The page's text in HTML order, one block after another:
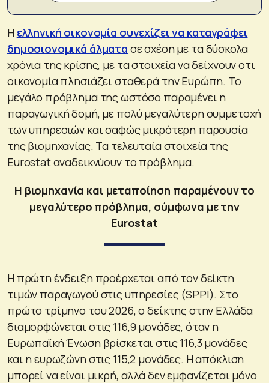
Η ελληνική οικονομία συνεχίζει να καταγράφει
δημοσιονομικά άλματα σε σχέση με τα δύσκολα
χρόνια της κρίσης, με τα στοιχεία να δείχνουν οτι
οικονομία πλησιάζει σταθερά την Ευρώπη. Το
μεγάλο πρόβλημα της ωστόσο παραμένει η
παραγωγική δομή, με πολύ μεγαλύτερη συμμετοχή
των υπηρεσιών και σαφώς μικρότερη παρουσία
της βιομηχανίας. Τα τελευταία στοιχεία της
Eurostat αναδεικνύουν το πρόβλημα.
Η βιομηχανία και μεταποίηση παραμένουν το
μεγαλύτερο πρόβλημα, σύμφωνα με την
Eurostat
Η πρώτη ένδειξη προέρχεται από τον δείκτη
τιμών παραγωγού στις υπηρεσίες (SPPI). Στο
πρώτο τρίμηνο του 2026, ο δείκτης στην Ελλάδα
διαμορφώνεται στις 116,9 μονάδες, όταν η
Ευρωπαϊκή Ένωση βρίσκεται στις 116,3 μονάδες
και η ευρωζώνη στις 115,2 μονάδες. Η απόκλιση
μπορεί να είναι μικρή, αλλά δεν εμφανίζεται μόνο